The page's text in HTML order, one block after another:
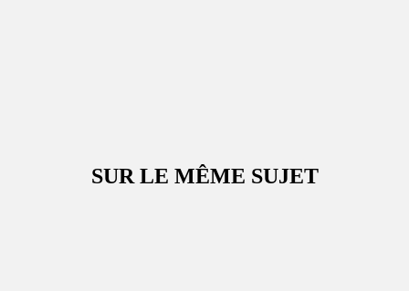
SUR LE MÊME SUJET